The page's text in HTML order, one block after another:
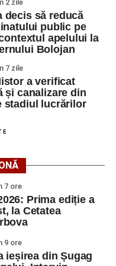
deveni motor de
Alexandru Radu,
Născuți Liberi.
loc în perioada
din Gârbova
a evenimentului.
News
ediție a Transylvania
Gârbova
ediție a Transylvania
Gârbova
Șugag spre Popasul
Sebeș
un accident rutier
din Sebeș
2 zile
decis să reducă
public pe
apelului la
Bolojan
7 zile
a verificat
și canalizare din
stadiul lucrărilor
7 ore
Prima ediție a
la Cetatea
9 ore
ieșirea din Șugag